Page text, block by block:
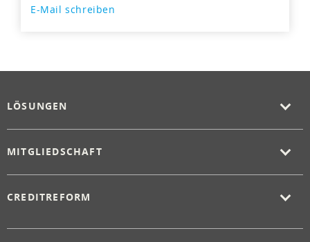
E-Mail schreiben
LÖSUNGEN
MITGLIEDSCHAFT
CREDITREFORM